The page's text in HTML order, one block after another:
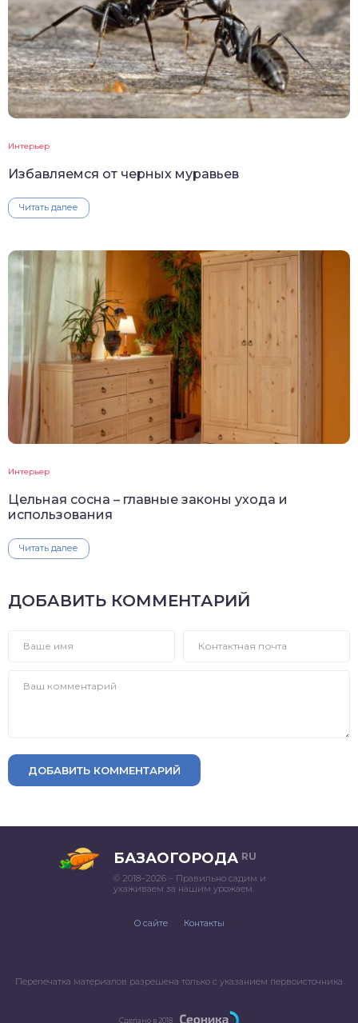
Интерьер
Избавляемся от черных муравьев
Читать далее
Интерьер
Цельная сосна – главные законы ухода и
использования
Читать далее
ДОБАВИТЬ КОММЕНТАРИЙ
ДОБАВИТЬ КОММЕНТАРИЙ
БАЗАОГОРОДА RU
© 2018–2026 – Правильно садим и
ухаживаем за нашим урожаем.
О сайте Контакты
Перепечатка материалов разрешена только с указанием первоисточника
Сделано в 2018